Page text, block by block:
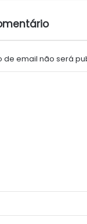
de email não será